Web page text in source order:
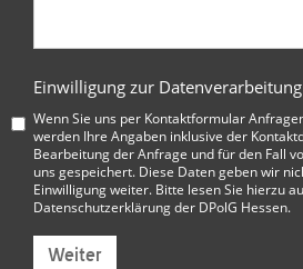
Einwilligung zur Datenverarbeitung
Wenn Sie uns per Kontaktformular
werden Ihre Angaben inklusive der
Bearbeitung der Anfrage und für den Fall
uns gespeichert. Diese Daten geben wir
Einwilligung weiter. Bitte lesen Sie hierzu
Datenschutzerklärung der DPolG Hessen.
Weiter